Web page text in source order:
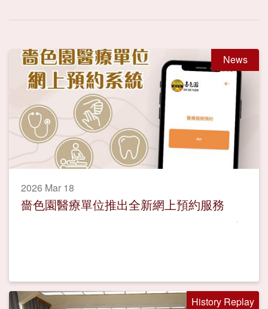
News
2026 Mar 18
嗇色園醫療單位推出全新網上預約服務
History Replay